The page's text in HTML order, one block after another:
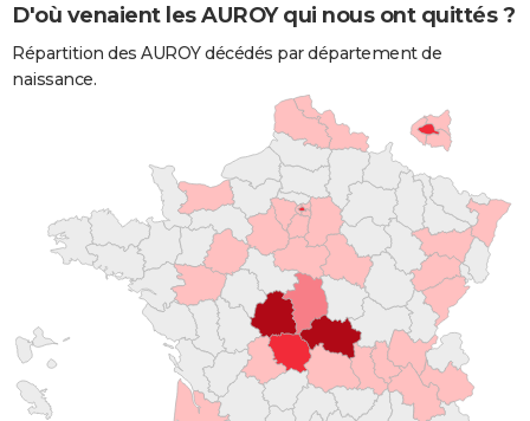
D'où venaient les AUROY qui nous ont quittés ?
Répartition des AUROY décédés par département de
naissance.